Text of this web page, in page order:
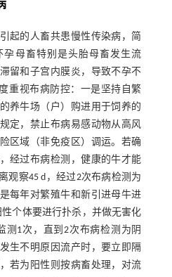
起的人畜共患慢性传染病，简
母畜特别是头胎母畜发生流
留和子宫内膜炎，导致不孕不
重视布病防控：一是坚持自繁
养牛场（户）购进用于饲养的
定，禁止布病易感动物从高风
区域（非免疫区）调运。若确
经过布病检测，健康的牛才能
观察45 d，经过2次布病检测为
每年对繁殖牛和新引进母牛进
个体要进行扑杀，并做无害化
测1次，直到2次布病检测为阴
生不明原因流产时，要立即隔
若为阳性则按病畜处理，对流